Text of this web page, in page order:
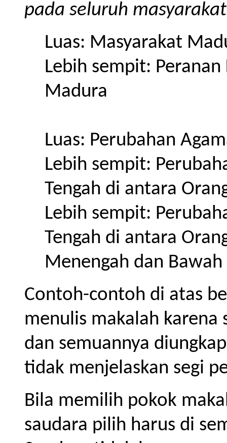
pada seluruh
Luas: Masyarakat
Lebih sempit:
Madura
Luas: Perubahan
Lebih sempit:
Tengah di antara
Lebih sempit:
Tengah di antara
Menengah dan Bawah
Contoh-contoh di atas
menulis makalah karena
dan semuannya
tidak menjelaskan segi
Bila memilih pokok
saudara pilih harus di